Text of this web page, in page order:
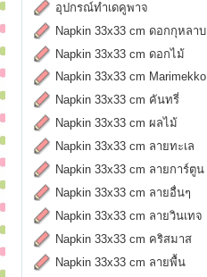
อุปกรณ์ทำเดคูพาจ
Napkin 33x33 cm ดอกกุหลาบ
Napkin 33x33 cm ดอกไม้
Napkin 33x33 cm Marimekko
Napkin 33x33 cm คันทรี่
Napkin 33x33 cm ผลไม้
Napkin 33x33 cm ลายทะเล
Napkin 33x33 cm ลายการ์ตูน
Napkin 33x33 cm ลายอื่นๆ
Napkin 33x33 cm ลายวินเทจ
Napkin 33x33 cm คริสมาส
Napkin 33x33 cm ลายพื้น